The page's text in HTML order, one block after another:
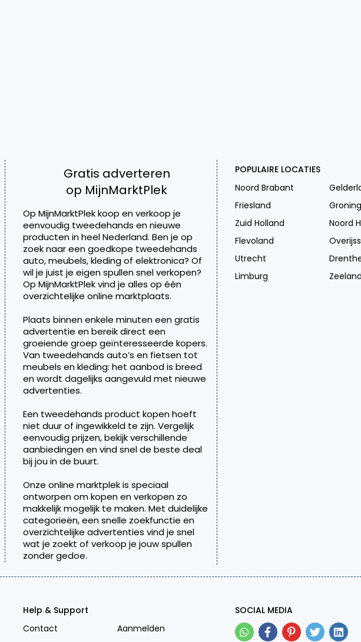
Gratis adverteren
op MijnMarktPlek
Op MijnMarktPlek koop en verkoop je
eenvoudig tweedehands en nieuwe
producten in heel Nederland. Ben je op
zoek naar een goedkope tweedehands
auto, meubels, kleding of elektronica? Of
wil je juist je eigen spullen snel verkopen?
Op MijnMarktPlek vind je alles op één
overzichtelijke online marktplaats.
Plaats binnen enkele minuten een gratis
advertentie en bereik direct een
groeiende groep geïnteresseerde kopers.
Van tweedehands auto’s en fietsen tot
meubels en kleding: het aanbod is breed
en wordt dagelijks aangevuld met nieuwe
advertenties.
Een tweedehands product kopen hoeft
niet duur of ingewikkeld te zijn. Vergelijk
eenvoudig prijzen, bekijk verschillende
aanbiedingen en vind snel de beste deal
bij jou in de buurt.
Onze online marktplek is speciaal
ontworpen om kopen en verkopen zo
makkelijk mogelijk te maken. Met duidelijke
categorieën, een snelle zoekfunctie en
overzichtelijke advertenties vind je snel
wat je zoekt of verkoop je jouw spullen
zonder gedoe.
POPULAIRE LOCATIES
Noord Brabant
Friesland
Zuid Holland
Noord
Flevoland
Utrecht
Limburg
Zeeland
Help & Support
Contact
Aanmelden
SOCIAL MEDIA